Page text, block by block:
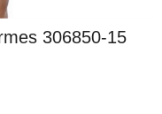
306850-15